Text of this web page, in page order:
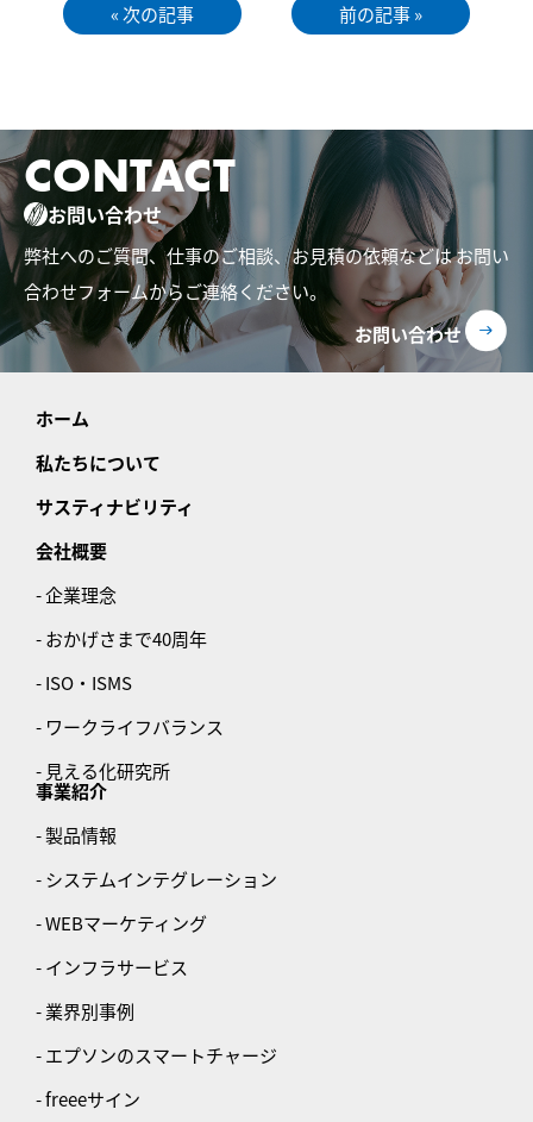
« 次の記事 前の記事 »
CONTACT
お問い合わせ
弊社へのご質問、仕事のご相談、お見積の依頼などはお問い
合わせフォームからご連絡ください。
お問い合わせ
ホーム
私たちについて
サスティナビリティ
会社概要
- 企業理念
- おかげさまで40周年
- ISO・ISMS
- ワークライフバランス
- 見える化研究所
事業紹介
- 製品情報
- システムインテグレーション
- WEBマーケティング
- インフラサービス
- 業界別事例
- エプソンのスマートチャージ
- freeeサイン